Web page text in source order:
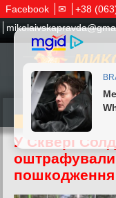
Facebook ✉
+38
09.05.2026
У Сквері
пошкодження